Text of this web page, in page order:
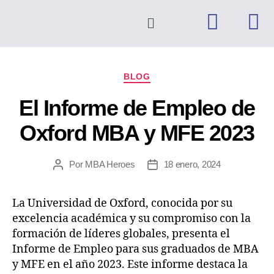
BLOG
El Informe de Empleo de
Oxford MBA y MFE 2023
Por MBA Heroes 18 enero, 2024
La Universidad de Oxford, conocida por su
excelencia académica y su compromiso con la
formación de líderes globales, presenta el
Informe de Empleo para sus graduados de MBA
y MFE en el año 2023. Este informe destaca la